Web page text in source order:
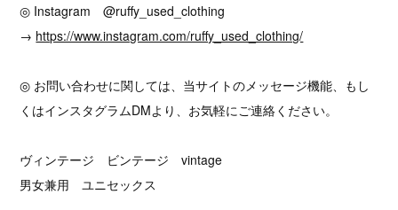
◎ Instagram @ruffy_used_clothing
→ https://www.instagram.com/ruffy_used_clothing/
◎ お問い合わせに関しては、当サイトのメッセージ機能、もし
くはインスタグラムDMより、お気軽にご連絡ください。
ヴィンテージ ビンテージ vintage
男女兼用 ユニセックス